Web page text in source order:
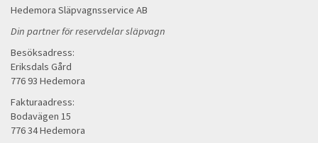
Hedemora Släpvagnsservice AB
Din partner för reservdelar släpvagn
Besöksadress:
Eriksdals Gård
776 93 Hedemora
Fakturaadress:
Bodavägen 15
776 34 Hedemora